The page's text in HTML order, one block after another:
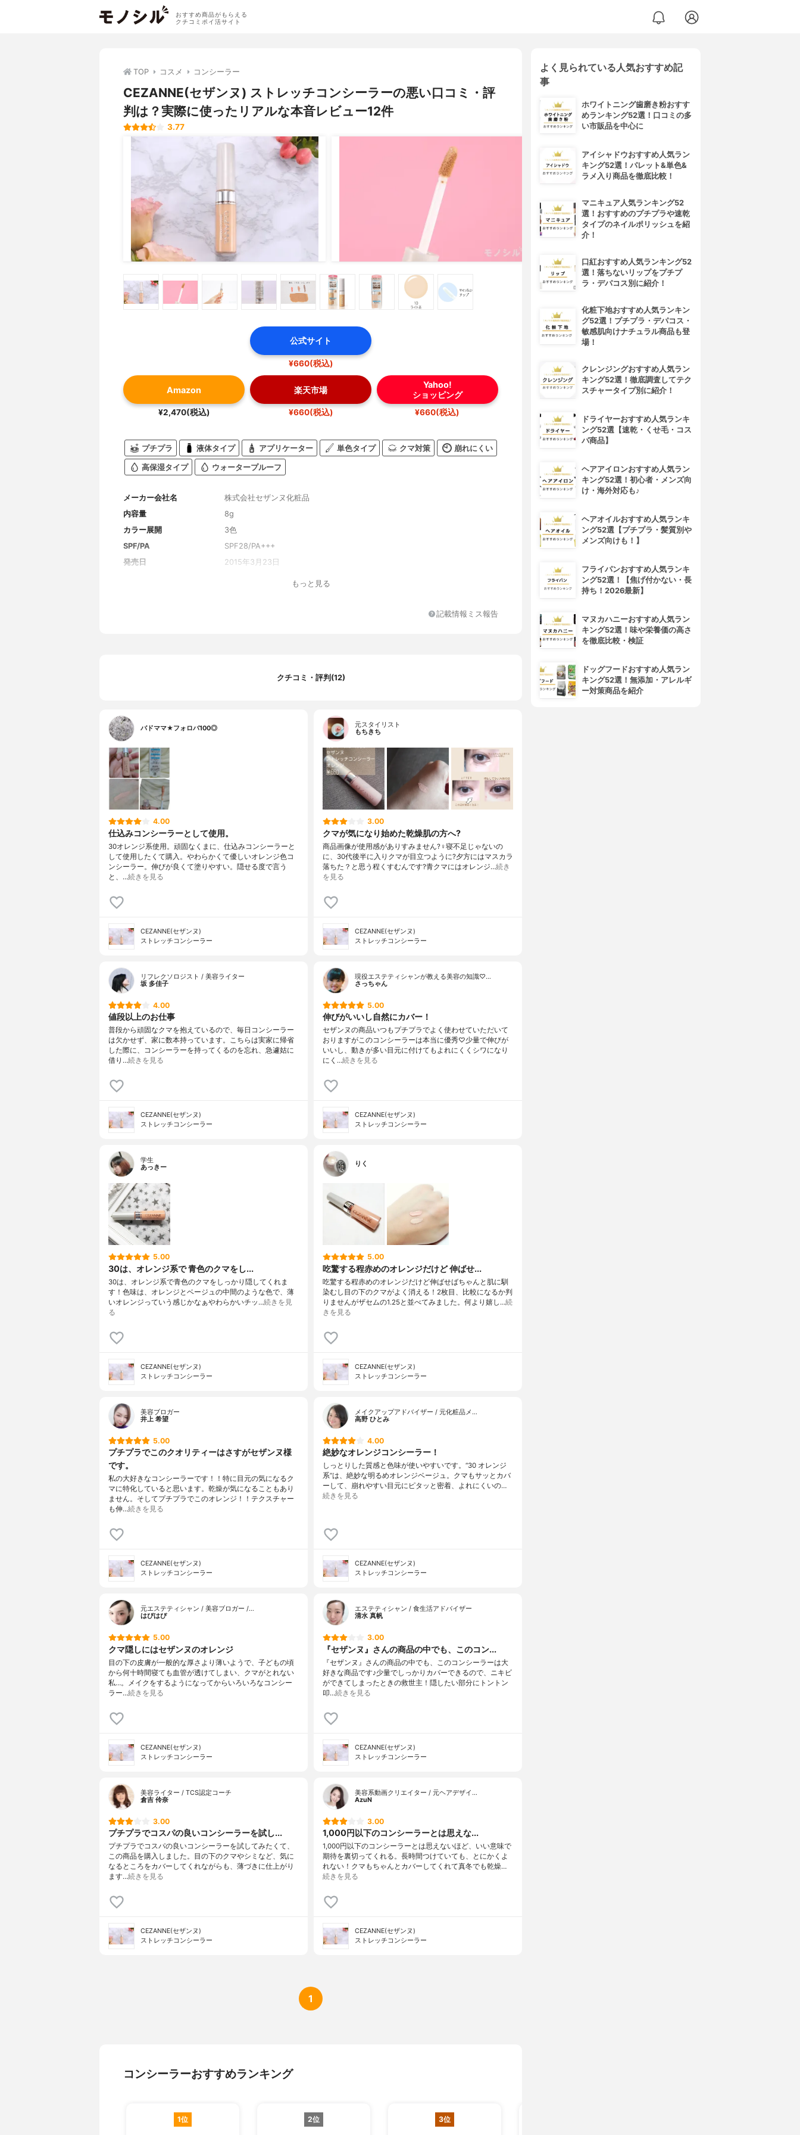
おすすめ商品がもらえる
クチコミポイ活サイト
TOP コスメ コンシーラー
CEZANNE(セザンヌ) ストレッチコンシーラーの悪い口コミ・評
判は？実際に使ったリアルな本音レビュー12件
3.77
公式サイト
¥660(税込)
Amazon
¥2,470(税込)
楽天市場
¥660(税込)
Yahoo!
ショッピング
¥660(税込)
プチプラ 液体タイプ アプリケーター 単色タイプ クマ対策 崩れにくい
高保湿タイプ ウォータープルーフ
メーカー会社名
株式会社セザンヌ化粧品
内容量
8g
カラー展開
3色
SPF/PA
SPF28/PA+++
発売日
2015年3月23日
もっと見る
記載情報ミス報告
クチコミ・評判(12)
バドママ★フォロバ100◎
4.00
仕込みコンシーラーとして使用。
30オレンジ系使用。頑固なくまに、仕込みコンシーラーと
して使用したくて購入。やわらかくて優しいオレンジ色コ
ンシーラー。伸びが良くて塗りやすい。隠せる度で言う
と、…続きを見る
CEZANNE(セザンヌ)
ストレッチコンシーラー
元スタイリスト
もちきち
3.00
クマが気になり始めた乾燥肌の方へ?
商品画像が使用感がありすみません?‍♀️寝不足じゃないの
に、30代後半に入りクマが目立つように?夕方にはマスカラ
落ちた？と思う程くすむんです?青クマにはオレンジ…続き
を見る
CEZANNE(セザンヌ)
ストレッチコンシーラー
リフレクソロジスト / 美容ライター
坂 多佳子
4.00
値段以上のお仕事
普段から頑固なクマを抱えているので、毎日コンシーラー
は欠かせず、家に数本持っています。こちらは実家に帰省
した際に、コンシーラーを持ってくるのを忘れ、急遽姑に
借り…続きを見る
CEZANNE(セザンヌ)
ストレッチコンシーラー
現役エステティシャンが教える美容の知識♡…
さっちゃん
5.00
伸びがいいし自然にカバー！
セザンヌの商品いつもプチプラでよく使わせていただいて
おりますがこのコンシーラーは本当に優秀♡少量で伸びが
いいし、動きが多い目元に付けてもよれにくくシワになり
にく…続きを見る
CEZANNE(セザンヌ)
ストレッチコンシーラー
学生
あっきー
5.00
30は、オレンジ系で 青色のクマをし...
30は、オレンジ系で青色のクマをしっかり隠してくれま
す！色味は、オレンジとベージュの中間のような色で、薄
いオレンジっていう感じかなぁやわらかいチッ…続きを見
る
CEZANNE(セザンヌ)
ストレッチコンシーラー
りく
5.00
吃驚する程赤めのオレンジだけど 伸ばせ...
吃驚する程赤めのオレンジだけど伸ばせばちゃんと肌に馴
染むし目の下のクマがよく消える！2枚目、比較になるか判
りませんがザセムの1.25と並べてみました。何より嬉し…続
きを見る
CEZANNE(セザンヌ)
ストレッチコンシーラー
美容ブロガー
井上 希望
5.00
プチプラでこのクオリティーはさすがセザンヌ様
です。
私の大好きなコンシーラーです！！特に目元の気になるク
マに特化していると思います。乾燥が気になることもあり
ません。そしてプチプラでこのオレンジ！！テクスチャー
も伸…続きを見る
CEZANNE(セザンヌ)
ストレッチコンシーラー
メイクアップアドバイザー / 元化粧品メ…
高野 ひとみ
4.00
絶妙なオレンジコンシーラー！
しっとりした質感と色味が使いやすいです。“30 オレンジ
系”は、絶妙な明るめオレンジベージュ。クマもサッとカバ
ーして、崩れやすい目元にピタッと密着、よれにくいの…
続きを見る
CEZANNE(セザンヌ)
ストレッチコンシーラー
元エステティシャン / 美容ブロガー /…
はぴはぴ
5.00
クマ隠しにはセザンヌのオレンジ
目の下の皮膚が一般的な厚さより薄いようで、子どもの頃
から何十時間寝ても血管が透けてしまい、クマがとれない
私…。メイクをするようになってからいろいろなコンシー
ラー…続きを見る
CEZANNE(セザンヌ)
ストレッチコンシーラー
エステティシャン / 食生活アドバイザー
清水 真帆
3.00
『セザンヌ』さんの商品の中でも、このコン...
『セザンヌ』さんの商品の中でも、このコンシーラーは大
好きな商品です♪少量でしっかりカバーできるので、ニキビ
ができてしまったときの救世主！隠したい部分にトントン
叩…続きを見る
CEZANNE(セザンヌ)
ストレッチコンシーラー
美容ライター / TCS認定コーチ
倉吉 伶奈
3.00
プチプラでコスパの良いコンシーラーを試し...
プチプラでコスパの良いコンシーラーを試してみたくて、
この商品を購入しました。目の下のクマやシミなど、気に
なるところをカバーしてくれながらも、薄づきに仕上がり
ます…続きを見る
CEZANNE(セザンヌ)
ストレッチコンシーラー
美容系動画クリエイター / 元ヘアデザイ…
AzuN
3.00
1,000円以下のコンシーラーとは思えな...
1,000円以下のコンシーラーとは思えないほど、いい意味で
期待を裏切ってくれる。長時間つけていても、とにかくよ
れない！クマもちゃんとカバーしてくれて真冬でも乾燥…
続きを見る
CEZANNE(セザンヌ)
ストレッチコンシーラー
1
コンシーラーおすすめランキング
1位 2位 3位
よく見られている人気おすすめ記
事
ホワイトニング歯磨き粉おすす
めランキング52選！口コミの多
い市販品を中心に
アイシャドウおすすめ人気ラン
キング52選！パレット&単色&
ラメ入り商品を徹底比較！
マニキュア人気ランキング52
選！おすすめのプチプラや速乾
タイプのネイルポリッシュを紹
介！
口紅おすすめ人気ランキング52
選！落ちないリップをプチプ
ラ・デパコス別に紹介！
化粧下地おすすめ人気ランキン
グ52選！プチプラ・デパコス・
敏感肌向けナチュラル商品も登
場！
クレンジングおすすめ人気ラン
キング52選！徹底調査してテク
スチャータイプ別に紹介！
ドライヤーおすすめ人気ランキ
ング52選【速乾・くせ毛・コス
パ商品】
ヘアアイロンおすすめ人気ラン
キング52選！初心者・メンズ向
け・海外対応も♪
ヘアオイルおすすめ人気ランキ
ング52選【プチプラ・髪質別や
メンズ向けも！】
フライパンおすすめ人気ランキ
ング52選！【焦げ付かない・長
持ち！2026最新】
マヌカハニーおすすめ人気ラン
キング52選！味や栄養価の高さ
を徹底比較・検証
ドッグフードおすすめ人気ラン
キング52選！無添加・アレルギ
ー対策商品を紹介